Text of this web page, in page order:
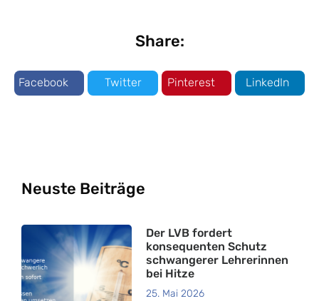
Share:
Facebook Twitter Pinterest LinkedIn
Neuste Beiträge
Der LVB fordert
konsequenten Schutz
schwangerer Lehrerinnen
bei Hitze
25. Mai 2026